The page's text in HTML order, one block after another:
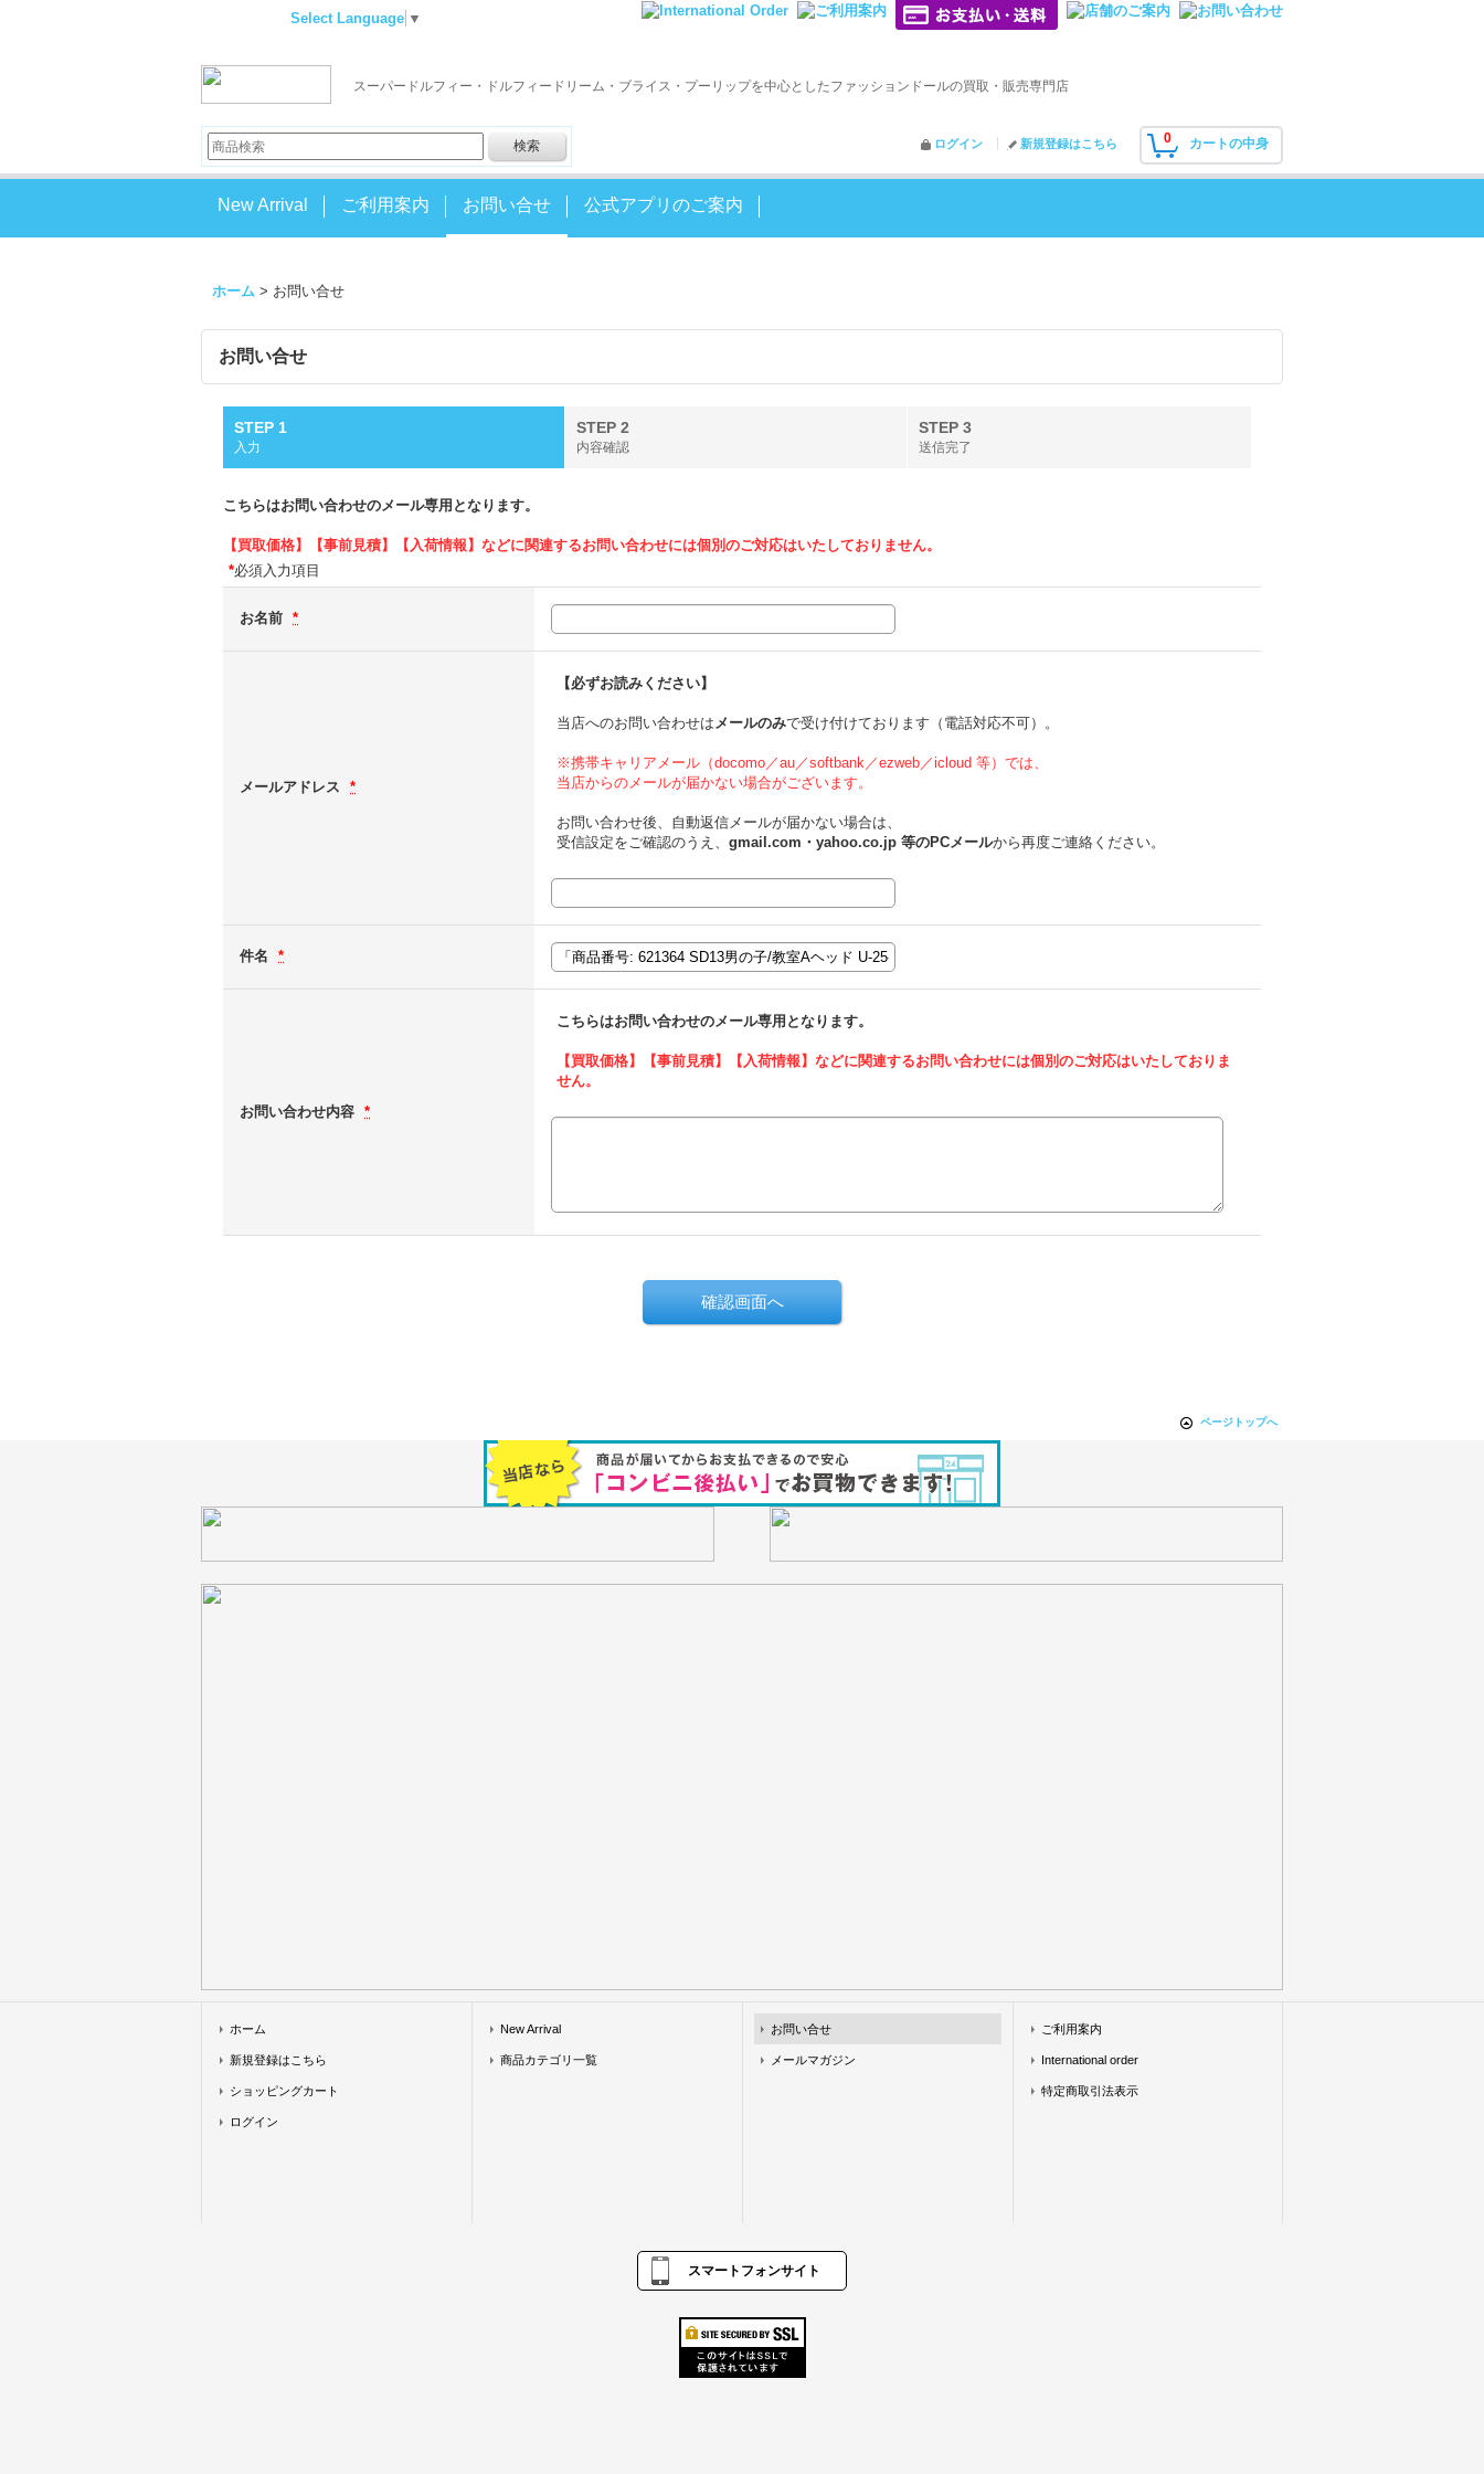
Select Language ▼
スーパードルフィー・ドルフィードリーム・ブライス・プーリップを中心としたファッションドールの買取・販売専門店
0 カートの中身
ログイン 新規登録はこちら
New Arrival ご利用案内 お問い合せ 公式アプリのご案内
ホーム > お問い合せ
お問い合せ
STEP 1
入力
STEP 2
内容確認
STEP 3
送信完了
こちらはお問い合わせのメール専用となります。
【買取価格】【事前見積】【入荷情報】などに関連するお問い合わせには個別のご対応はいたしておりません。
*必須入力項目
お名前 *
メールアドレス *
【必ずお読みください】
当店へのお問い合わせはメールのみで受け付けております（電話対応不可）。
※携帯キャリアメール（docomo／au／softbank／ezweb／icloud 等）では、
当店からのメールが届かない場合がございます。
お問い合わせ後、自動返信メールが届かない場合は、
受信設定をご確認のうえ、 gmail.com・yahoo.co.jp 等のPCメールから再度ご連絡ください。
件名 *
お問い合わせ内容 *
こちらはお問い合わせのメール専用となります。
【買取価格】【事前見積】【入荷情報】などに関連するお問い合わせには個別のご対応はいたしておりま
せん。
ページトップへ
ホーム
新規登録はこちら
ショッピングカート
ログイン
New Arrival
商品カテゴリ一覧
お問い合せ
メールマガジン
ご利用案内
International order
特定商取引法表示
スマートフォンサイト